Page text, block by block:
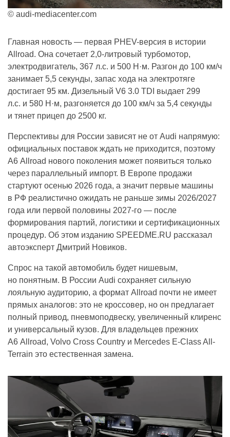
© audi-mediacenter.com
Главная новость — первая PHEV-версия в истории
Allroad. Она сочетает 2,0-литровый турбомотор,
электродвигатель, 367 л.с. и 500 Н·м. Разгон до 100 км/ч
занимает 5,5 секунды, запас хода на электротяге
достигает 95 км. Дизельный V6 3.0 TDI выдает 299
л.с. и 580 Н·м, разгоняется до 100 км/ч за 5,4 секунды
и тянет прицеп до 2500 кг.
Перспективы для России зависят не от Audi напрямую:
официальных поставок ждать не приходится, поэтому
A6 Allroad нового поколения может появиться только
через параллельный импорт. В Европе продажи
стартуют осенью 2026 года, а значит первые машины
в РФ реалистично ожидать не раньше зимы 2026/2027
года или первой половины 2027-го — после
формирования партий, логистики и сертификационных
процедур. Об этом изданию SPEEDME.RU рассказал
автоэксперт Дмитрий Новиков.
Спрос на такой автомобиль будет нишевым,
но понятным. В России Audi сохраняет сильную
лояльную аудиторию, а формат Allroad почти не имеет
прямых аналогов: это не кроссовер, но он предлагает
полный привод, пневмоподвеску, увеличенный клиренс
и универсальный кузов. Для владельцев прежних
A6 Allroad, Volvo Cross Country и Mercedes E-Class All-
Terrain это естественная замена.